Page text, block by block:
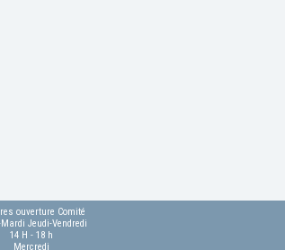
ouverture Comité
Mardi Jeudi-Vendredi
14 H - 18 h
Mercredi